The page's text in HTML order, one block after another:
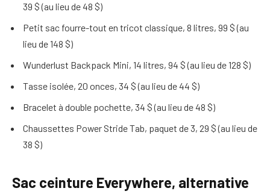
39 $ (au lieu de 48 $)
Petit sac fourre-tout en tricot classique, 8 litres, 99 $ (au
lieu de 148 $)
Wunderlust Backpack Mini, 14 litres, 94 $ (au lieu de 128 $)
Tasse isolée, 20 onces, 34 $ (au lieu de 44 $)
Bracelet à double pochette, 34 $ (au lieu de 48 $)
Chaussettes Power Stride Tab, paquet de 3, 29 $ (au lieu de
38 $)
Sac ceinture Everywhere, alternative